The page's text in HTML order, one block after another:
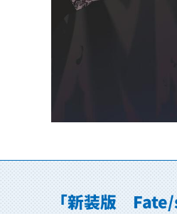
「新装版